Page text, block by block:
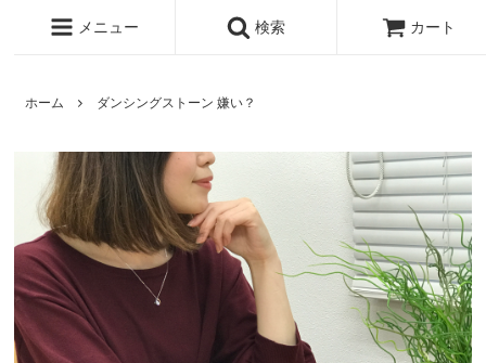
メニュー 検索 カート
ホーム ダンシングストーン 嫌い？